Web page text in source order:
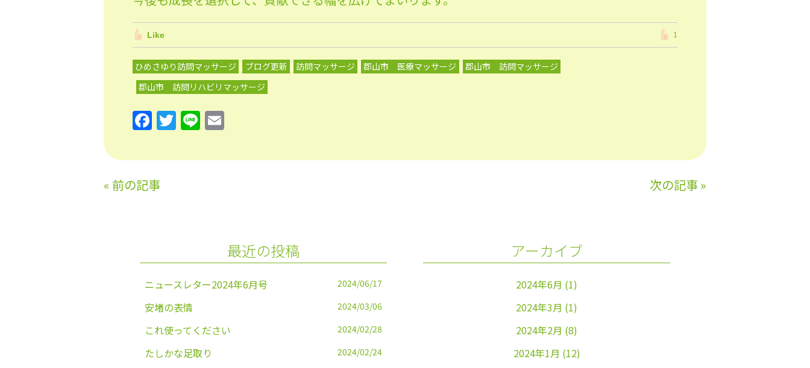
Like 1
ひめさゆり訪問マッサージ ブログ更新 訪問マッサージ 郡山市 医療マッサージ
郡山市 訪問マッサージ
郡山市 訪問リハビリマッサージ
F
a
c
e
b
k
T
w
itt
Li
n
e ai
« 前の記事 次の記事»
最近の投稿
ニュースレター2024年6月号 2024/06/17
安堵の表情 2024/03/06
これ使ってください 2024/02/28
たしかな足取り 2024/02/24
アーカイブ
2024年6月 (1)
2024年3月 (1)
2024年2月 (8)
2024年1月 (12)